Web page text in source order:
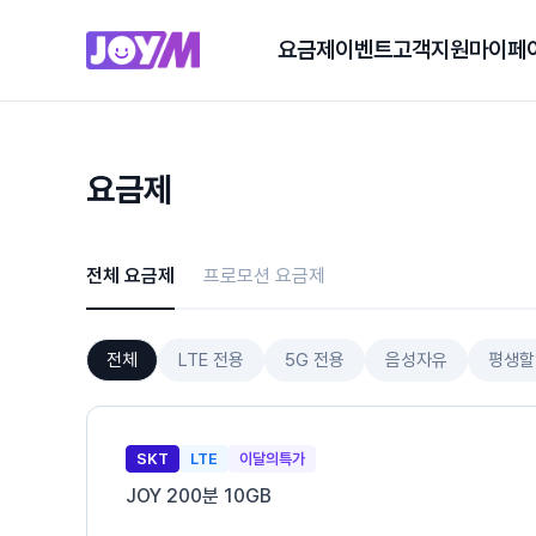
요금제 이벤트고객지원마이페
요금제
전체 요금제 프로모션 요금제
전체 LTE 전용 5G 전용 음성자유 평생
SKT LTE 이달의특가
JOY 200분 10GB